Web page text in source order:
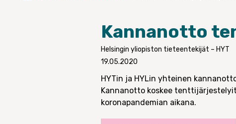
Kannanotto
Helsingin yliopiston tieteentekijät – HYT
19.05.2020
HYTin ja HYLin yhteinen
Kannanotto koskee
koronapandemian aikana.